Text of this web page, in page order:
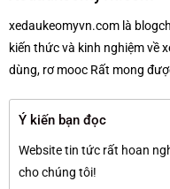
xedaukeomyvn.com là
kiến thức và kinh nghiệm về
dùng, rơ mooc Rất mong
Ý kiến bạn đọc
Website tin tức rất hoan
cho chúng tôi!